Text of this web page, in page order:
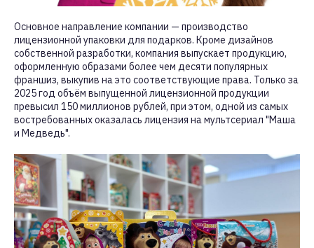
Основное направление компании — производство
лицензионной упаковки для подарков. Кроме дизайнов
собственной разработки, компания выпускает продукцию,
оформленную образами более чем десяти популярных
франшиз, выкупив на это соответствующие права. Только за
2025 год объём выпущенной лицензионной продукции
превысил 150 миллионов рублей, при этом, одной из самых
востребованных оказалась лицензия на мультсериал "Маша
и Медведь".